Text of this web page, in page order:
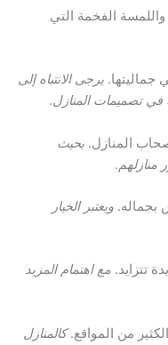
الفخمة التي
جماليتها. يرجى الانتباه إلى
في تصميمات المنازل.
المنازل. بحيث
منازلهم.
بجماله. ويعتبر الخيار
تتزايد. مع اهتمام المزيد
من المواقع.كالمنازل